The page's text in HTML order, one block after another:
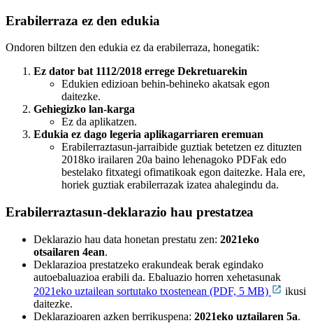
Erabilerraza ez den edukia
Ondoren biltzen den edukia ez da erabilerraza, honegatik:
Ez dator bat 1112/2018 errege Dekretuarekin
Edukien edizioan behin-behineko akatsak egon
daitezke.
Gehiegizko lan-karga
Ez da aplikatzen.
Edukia ez dago legeria aplikagarriaren eremuan
Erabilerraztasun-jarraibide guztiak betetzen ez dituzten
2018ko irailaren 20a baino lehenagoko PDFak edo
bestelako fitxategi ofimatikoak egon daitezke. Hala ere,
horiek guztiak erabilerrazak izatea ahalegindu da.
Erabilerraztasun-deklarazio hau prestatzea
Deklarazio hau data honetan prestatu zen: 2021eko
otsailaren 4ean.
Deklarazioa prestatzeko erakundeak berak egindako
autoebaluazioa erabili da. Ebaluazio horren xehetasunak
2021eko uztailean sortutako txostenean (PDF, 5 MB)
ikusi
daitezke.
Deklarazioaren azken berrikuspena: 2021eko uztailaren 5a.